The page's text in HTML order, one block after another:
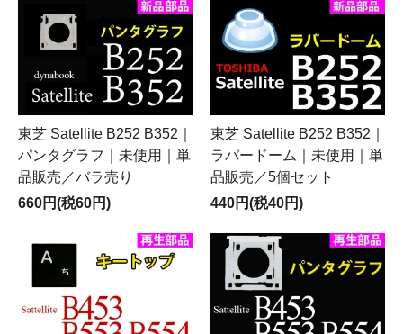
東芝 Satellite B252 B352｜
パンタグラフ｜未使用｜単
品販売／バラ売り
660円(税60円)
東芝 Satellite B252 B352｜
ラバードーム｜未使用｜単
品販売／5個セット
440円(税40円)